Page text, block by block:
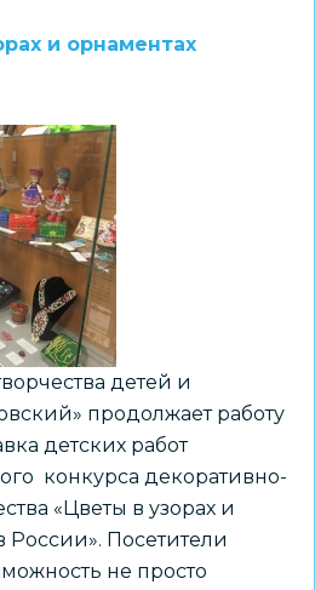
и орнаментах
детей и
продолжает работу
детских работ
конкурса декоративно-
«Цветы в узорах и
России». Посетители
не просто